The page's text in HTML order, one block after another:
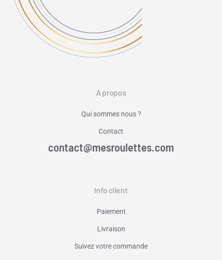
A propos
Qui sommes nous ?
Contact
contact@mesroulettes.com
Info client
Paiement
Livraison
Suivez votre commande